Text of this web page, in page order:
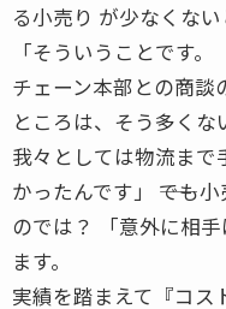
る小売り が少なくない
「そういうことです。
チェーン本部との商談
ところは、そう多くな
我々としては物流まで
かったんです」 ――でも
のでは？ 「意外に相
ます。
実績を踏まえて『コス